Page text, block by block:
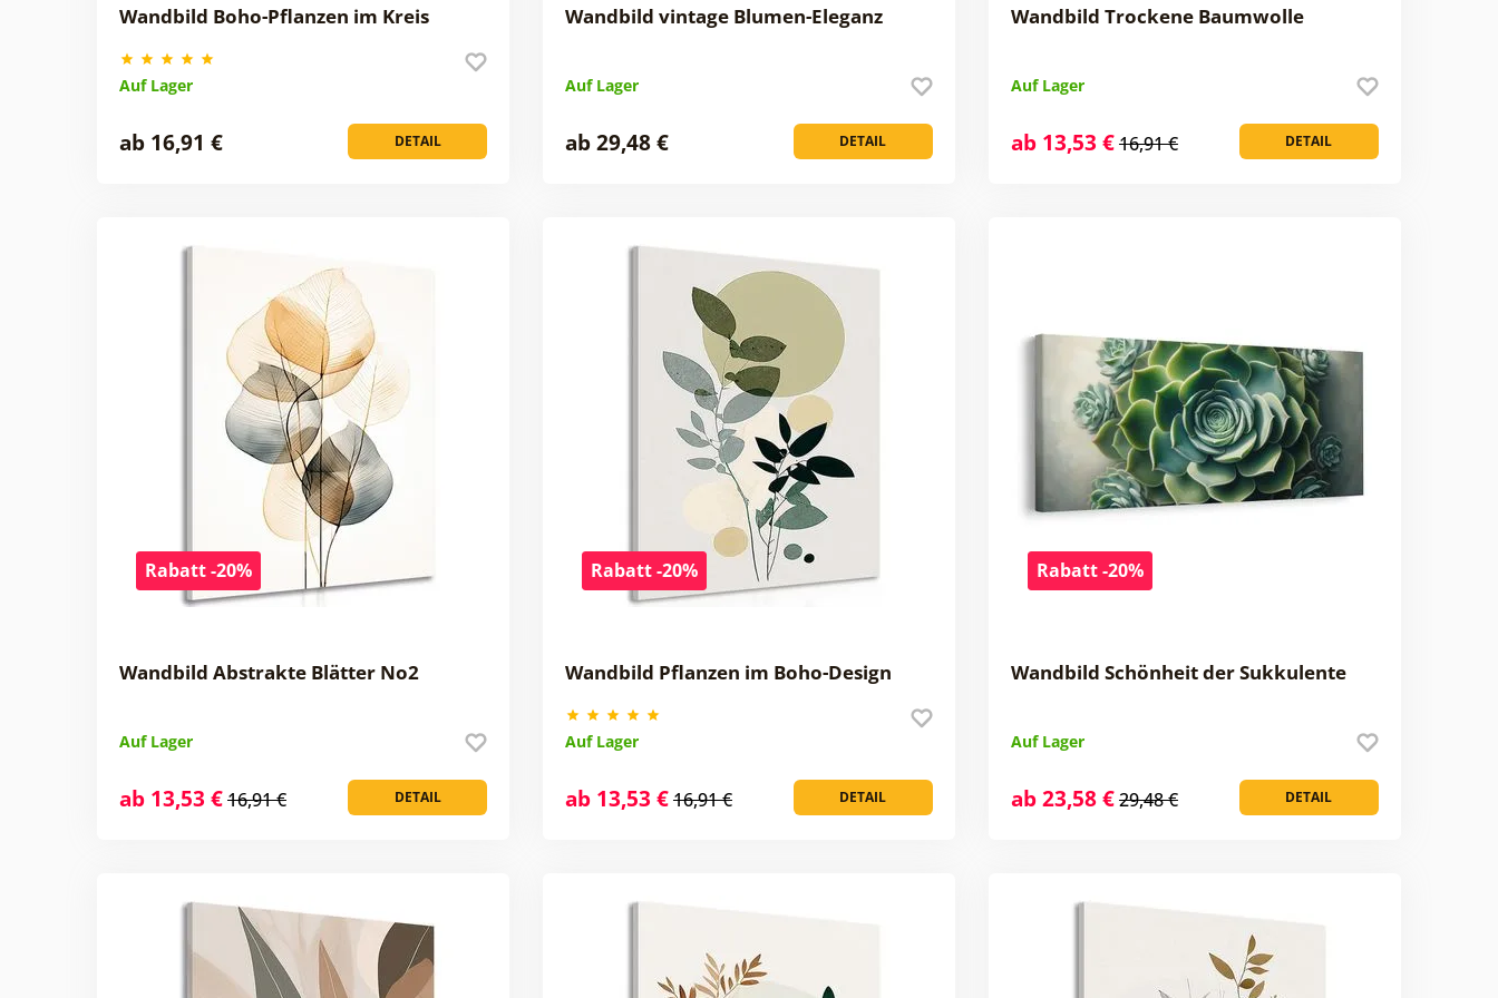
Wandbild Boho-Pflanzen im Kreis
Auf Lager
DETAIL
ab 16,91 €
Wandbild vintage Blumen-Eleganz
Auf Lager
DETAIL
ab 29,48 €
Wandbild Trockene Baumwolle
Auf Lager
DETAIL
ab 13,53 €16,91 €
Rabatt -20%
Wandbild Abstrakte Blätter No2
Auf Lager
DETAIL
ab 13,53 €16,91 €
Rabatt -20%
Wandbild Pflanzen im Boho-Design
Auf Lager
DETAIL
ab 13,53 €16,91 €
Rabatt -20%
Wandbild Schönheit der Sukkulente
Auf Lager
DETAIL
ab 23,58 €29,48 €